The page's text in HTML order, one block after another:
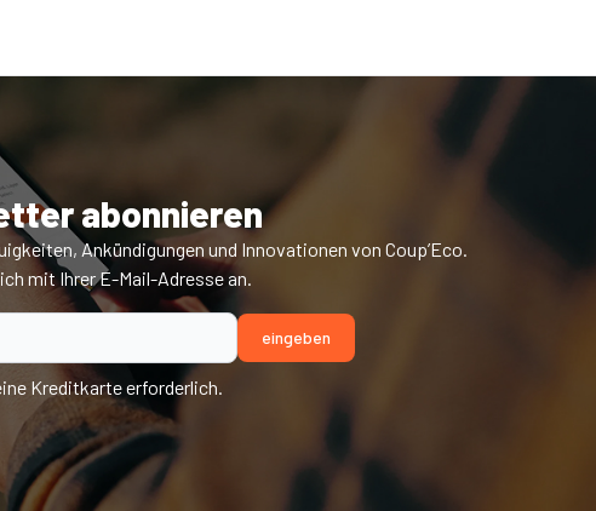
abonnieren
Ankündigungen und Innovationen von Coup’Eco.
mit Ihrer E-Mail-Adresse an.
Kreditkarte erforderlich.